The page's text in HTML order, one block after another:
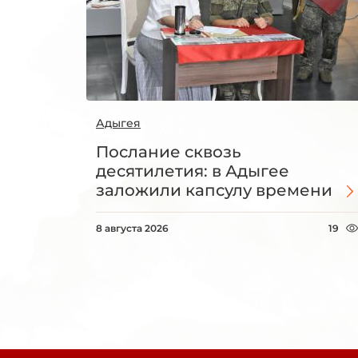
Адыгея
Послание сквозь
десятилетия: в Адыгее
заложили капсулу времени
8 августа 2026 19